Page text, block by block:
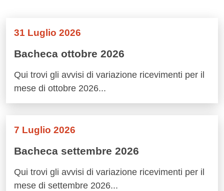
31 Luglio 2026
Bacheca ottobre 2026
Qui trovi gli avvisi di variazione ricevimenti per il
mese di ottobre 2026...
7 Luglio 2026
Bacheca settembre 2026
Qui trovi gli avvisi di variazione ricevimenti per il
mese di settembre 2026...